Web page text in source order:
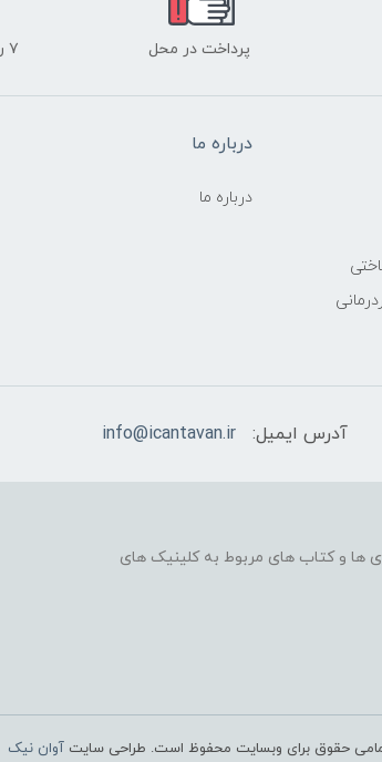
پرداخت در محل ۷ روز ضمانت بازگشت
درباره ما
درباره ما
آدرس ایمیل: info@icantavan.ir
ها و کتاب های مربوط به کلینیک های
حقوق برای وبسایت محفوظ است. طراحی سایت آوان نیک